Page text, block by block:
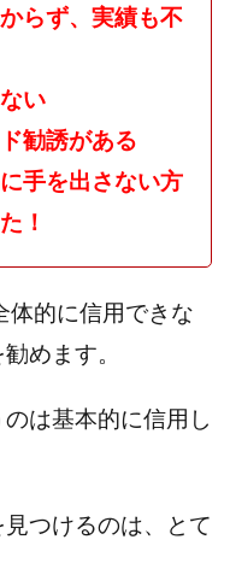
らず、実績も不
い
勧誘がある
手を出さない方
！
体的に信用できな
めます。
は基本的に信用し
つけるのは、とて